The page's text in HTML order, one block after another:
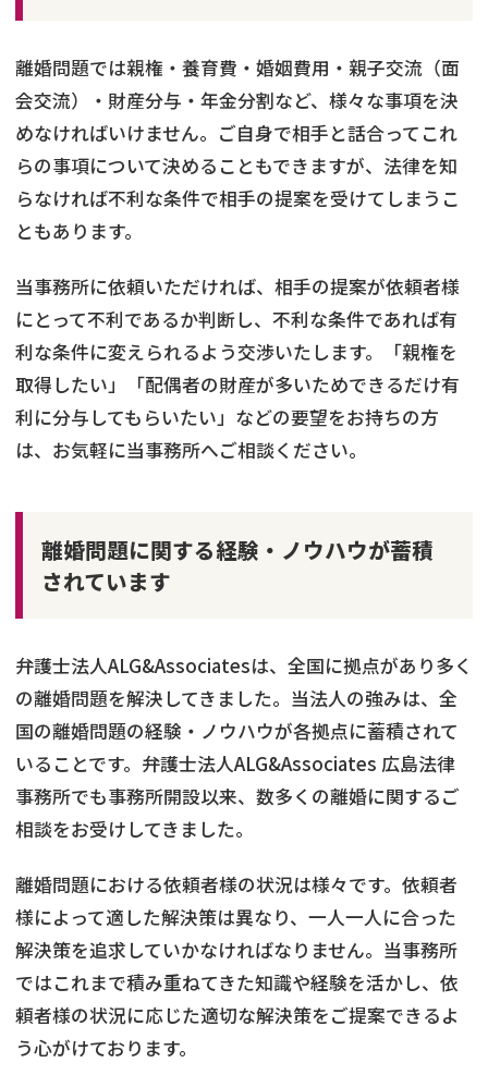
離婚問題では親権・養育費・婚姻費用・親子交流（面
会交流）・財産分与・年金分割など、様々な事項を決
めなければいけません。ご自身で相手と話合ってこれ
らの事項について決めることもできますが、法律を知
らなければ不利な条件で相手の提案を受けてしまうこ
ともあります。
当事務所に依頼いただければ、相手の提案が依頼者様
にとって不利であるか判断し、不利な条件であれば有
利な条件に変えられるよう交渉いたします。「親権を
取得したい」「配偶者の財産が多いためできるだけ有
利に分与してもらいたい」などの要望をお持ちの方
は、お気軽に当事務所へご相談ください。
離婚問題に関する経験・ノウハウが蓄積
されています
弁護士法人ALG&Associatesは、全国に拠点があり多く
の離婚問題を解決してきました。当法人の強みは、全
国の離婚問題の経験・ノウハウが各拠点に蓄積されて
いることです。弁護士法人ALG&Associates 広島法律
事務所でも事務所開設以来、数多くの離婚に関するご
相談をお受けしてきました。
離婚問題における依頼者様の状況は様々です。依頼者
様によって適した解決策は異なり、一人一人に合った
解決策を追求していかなければなりません。当事務所
ではこれまで積み重ねてきた知識や経験を活かし、依
頼者様の状況に応じた適切な解決策をご提案できるよ
う心がけております。